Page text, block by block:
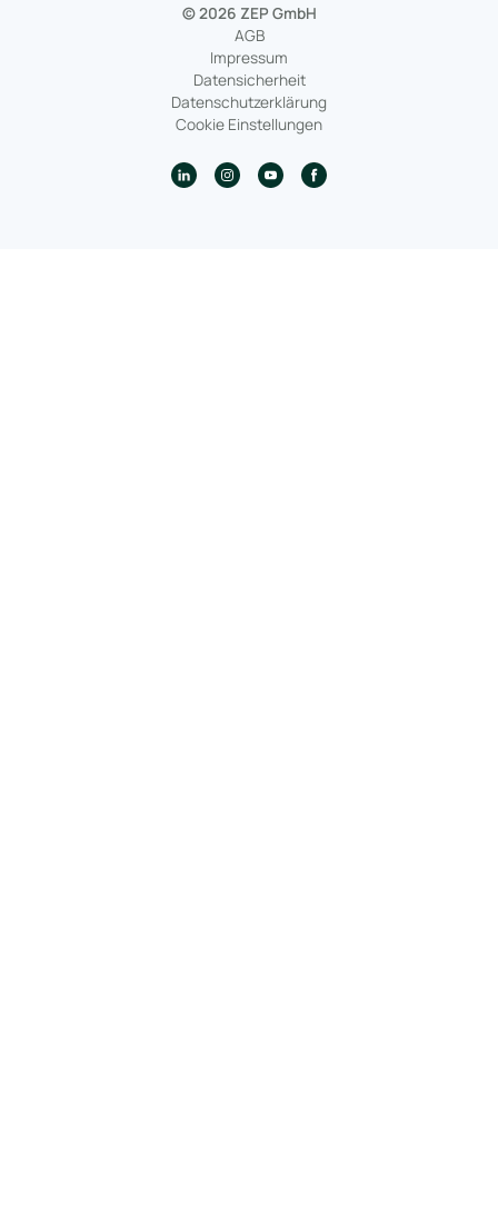
© 2026 ZEP GmbH
AGB
Impressum
Datensicherheit
Datenschutzerklärung
Cookie Einstellungen